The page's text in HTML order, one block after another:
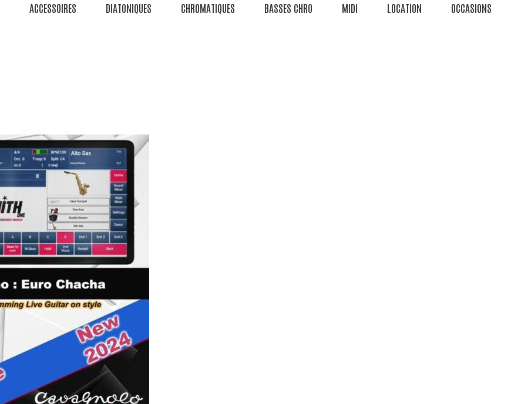
ACCESSOIRES DIATONIQUES CHROMATIQUES BASSES CHRO MIDI LOCATION OCCASIONS